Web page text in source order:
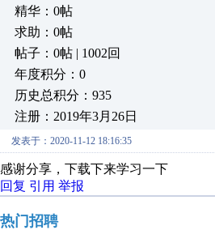
精华：0帖
求助：0帖
帖子：0帖 | 1002回
年度积分：0
历史总积分：935
注册：2019年3月26日
发表于：2020-11-12 18:16:35
感谢分享，下载下来学习一下
回复 引用 举报
热门招聘